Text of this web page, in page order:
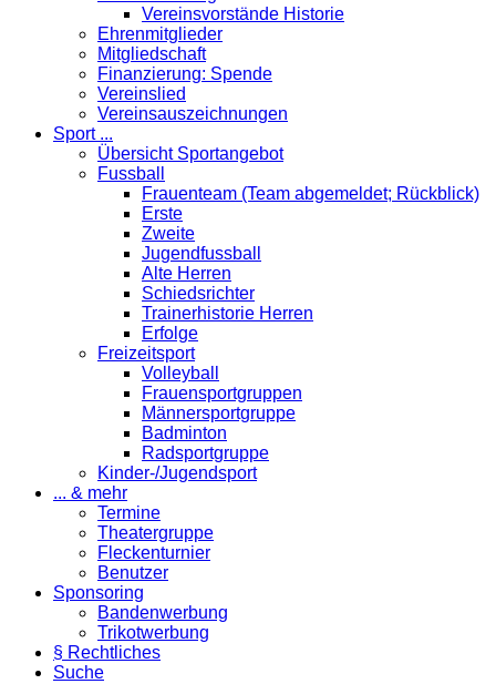
Vereinsvorstände Historie
Ehrenmitglieder
Mitgliedschaft
Finanzierung: Spende
Vereinslied
Vereinsauszeichnungen
Sport ...
Übersicht Sportangebot
Fussball
Frauenteam (Team abgemeldet; Rückblick)
Erste
Zweite
Jugendfussball
Alte Herren
Schiedsrichter
Trainerhistorie Herren
Erfolge
Freizeitsport
Volleyball
Frauensportgruppen
Männersportgruppe
Badminton
Radsportgruppe
Kinder-/Jugendsport
... & mehr
Termine
Theatergruppe
Fleckenturnier
Benutzer
Sponsoring
Bandenwerbung
Trikotwerbung
§ Rechtliches
Suche